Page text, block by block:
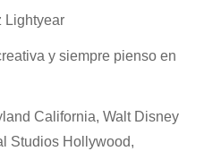
Lightyear
y siempre pienso en
California, Walt Disney
Studios Hollywood,